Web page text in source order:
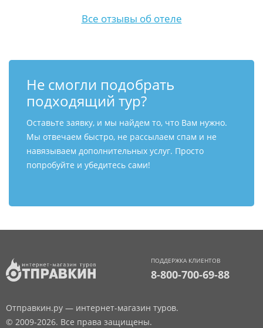
Все отзывы об отеле
Не смогли подобрать
подходящий тур?
Оставьте заявку, и мы найдем то, что Вам нужно.
Мы отвечаем быстро, не рассылаем спам и не
навязываем дополнительных услуг. Просто
попробуйте и убедитесь сами!
ПОДДЕРЖКА КЛИЕНТОВ
8-800-700-69-88
Отправкин.ру — интернет-магазин туров.
© 2009-2026. Все права защищены.